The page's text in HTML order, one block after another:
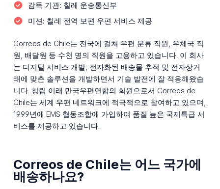
감독 기관: 칠레 운송통신부
미션: 칠레 전역 보편 우편 서비스 제공
Correos de Chile는 전국에 걸쳐 우편 분류 직원, 우체국 직
원, 배달원 등 수천 명의 직원을 고용하고 있습니다. 이 회사
는 디지털 서비스 개발, 전자화된 배송물 추적 및 전자상거
래에 맞춘 솔루션을 개발하면서 기술 발전에 잘 적응해왔습
니다. 창립 이래 만국우편연합의 회원으로서 Correos de
Chile는 세계 우편 네트워크에 적극적으로 참여하고 있으며,
1999년에 EMS 협동조합에 가입하여 품질 높은 국제특급 서
비스를 제공하고 있습니다.
Correos de Chile는 어느 국가에
배송하나요?